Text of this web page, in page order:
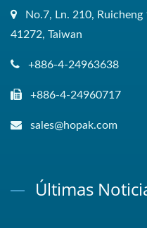
No.7, Ln. 210,
41272, Taiwan
+886-4-24963638
+886-4-24960717
sales@hopak.com
Últimas